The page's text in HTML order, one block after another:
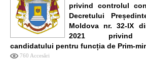
privind controlul
Decretului
Moldova nr. 32-IX
2021 privind
candidatului pentru funcția de Prim-
760 Accesări